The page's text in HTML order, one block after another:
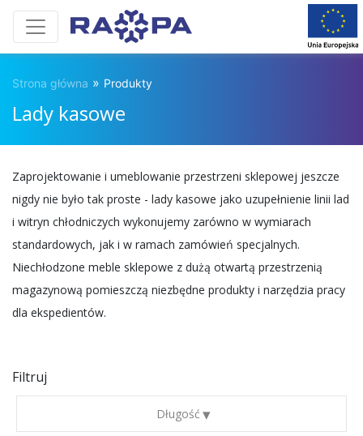
Strona główna » Produkty
Lady kasowe
Zaprojektowanie i umeblowanie przestrzeni sklepowej jeszcze
nigdy nie było tak proste - lady kasowe jako uzupełnienie linii lad
i witryn chłodniczych wykonujemy zarówno w wymiarach
standardowych, jak i w ramach zamówień specjalnych.
Niechłodzone meble sklepowe z dużą otwartą przestrzenią
magazynową pomieszczą niezbędne produkty i narzędzia pracy
dla ekspedientów.
Filtruj
Długość